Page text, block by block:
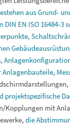
ausGrund-
DIN EN ISO 16484-3
Anlagenbauteile,
projektspezifische
Kopplungen mit
die